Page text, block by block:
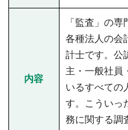
内容
「監査」の専
各種法人の会
計士です。公
主・一般社員
いるすべての
す。こういっ
務に関する調